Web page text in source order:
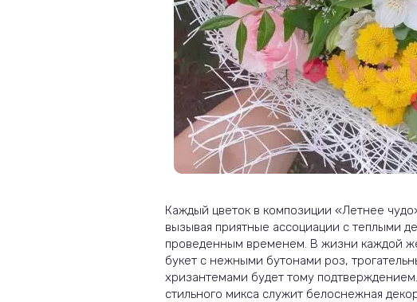
Каждый цветок в композиции «Летнее
вызывая приятные ассоциации с теплыми
проведенным временем. В жизни каждой
букет с нежными бутонами роз,
хризантемами будет тому
стильного микса служит белоснежная